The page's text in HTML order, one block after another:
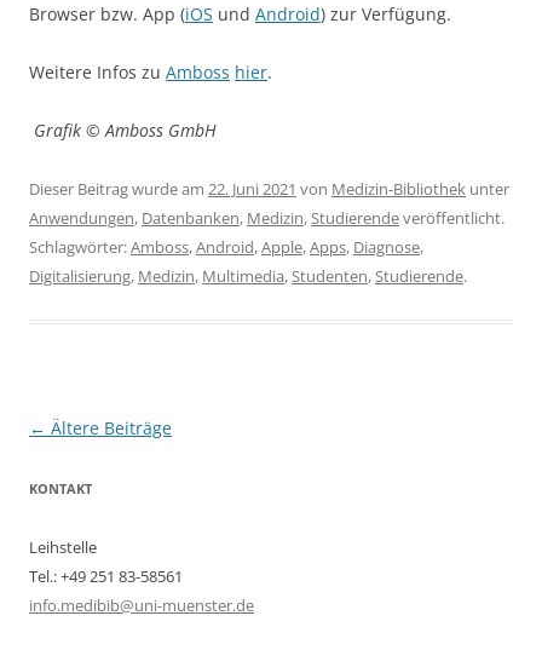
Browser bzw. App (iOS und Android) zur Verfügung.
Weitere Infos zu Amboss hier.
Grafik © Amboss GmbH
Dieser Beitrag wurde am 22. Juni 2021 von Medizin-Bibliothek unter
Anwendungen, Datenbanken, Medizin,Studierendeveröffentlicht.
Schlagwörter:Amboss,Android,Apple,Apps, Diagnose,
Digitalisierung, Medizin, Multimedia,Studenten,Studierende.
Beitragsnavigation
← Ältere Beiträge
KONTAKT
Leihstelle
Tel.: +49 251 83-58561
info.medibib@uni-muenster.de